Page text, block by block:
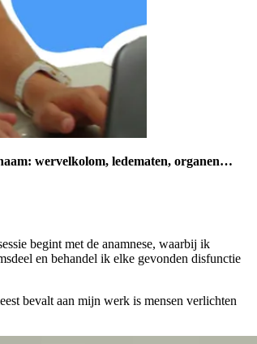
wervelkolom, ledematen, organen…
begint met de anamnese, waarbij ik
en behandel ik elke gevonden disfunctie
bevalt aan mijn werk is mensen verlichten